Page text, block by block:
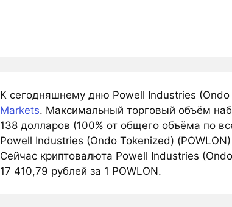
К сегодняшнему дню Powell Industries (Ondo
Markets. Максимальный торговый объём
138 долларов (100% от общего объёма по
Powell Industries (Ondo Tokenized)
Сейчас криптовалюта Powell Industries
17 410,79 рублей за 1 POWLON.